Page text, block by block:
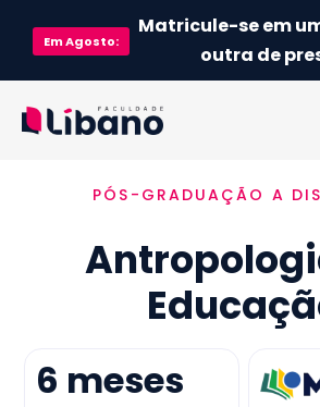
EmAgosto:
Matricule-se em
outra de
Ementa
Como funciona
Credenciamento MEC
Preço
PÓS-GRADUAÇÃO A
6 meses